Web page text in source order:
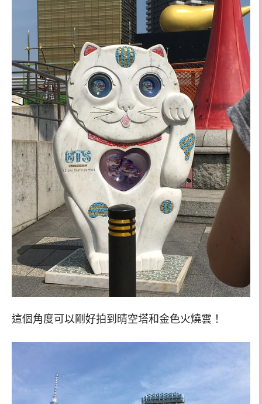
這個角度可以剛好拍到晴空塔和金色火燒雲！